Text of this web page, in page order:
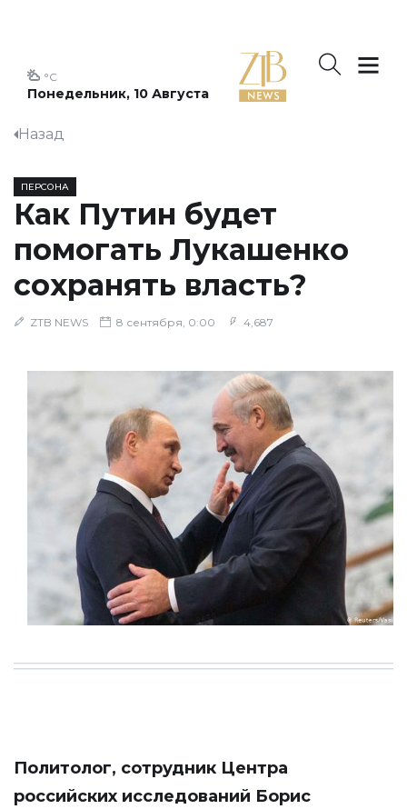
Понедельник, 10 Августа
°C
Назад
ПЕРСОНА
Как Путин будет
помогать Лукашенко
сохранять власть?
ZTB NEWS 8 сентября, 0:00 4,687
Политолог, сотрудник Центра
российских исследований Борис